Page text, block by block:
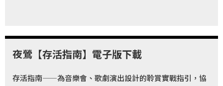
講
師
藝
夜鶯【存活指南】電子版下載
存活指南——為音樂會、歌劇演出設計的聆賞實戰指引，協